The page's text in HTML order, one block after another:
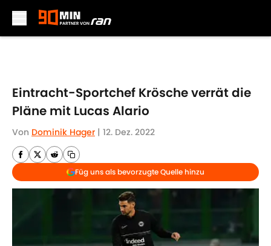
Eintracht-Sportchef Krösche verrät die
Pläne mit Lucas Alario
Von Dominik Hager | 12. Dez. 2022
Füg uns als bevorzugte Quelle hinzu